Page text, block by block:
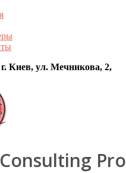
г. Киев, ул. Мечникова, 2,
Pro